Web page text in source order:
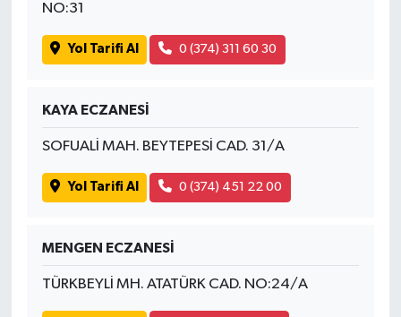
NO:31
Yol Tarifi Al 0 (374) 311 60 30
KAYA ECZANESİ
SOFUALİ MAH. BEYTEPESİ CAD. 31/A
Yol Tarifi Al 0 (374) 451 22 00
MENGEN ECZANESİ
TÜRKBEYLİ MH. ATATÜRK CAD. NO:24/A